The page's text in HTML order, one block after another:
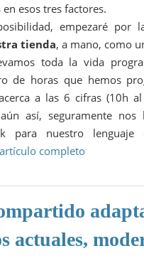
esos tres factores.
empezaré por
tienda, a mano, como
toda la vida
de horas que hemos
a las 6 cifras (10h
así, seguramente nos
para nuestro lenguaje
completo
actuales,